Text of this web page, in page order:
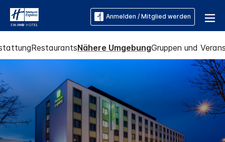
Anmelden / Mitglied werden
RestaurantsNähere UmgebungGruppen und